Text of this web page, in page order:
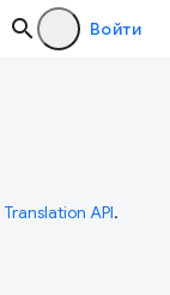
Войти
API.